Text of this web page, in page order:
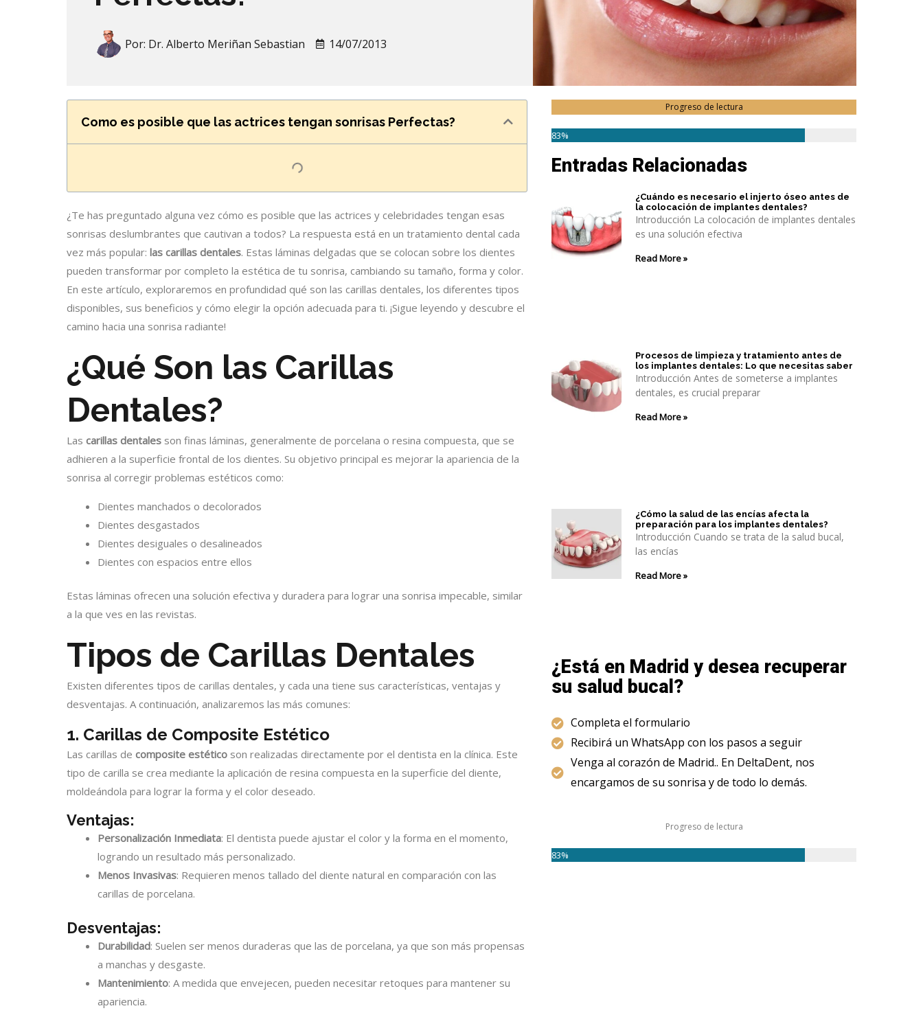
Por: Dr. Alberto Meriñan Sebastian 14/07/2013
Como es posible que las actrices tengan sonrisas Perfectas?
¿Te has preguntado alguna vez cómo es posible que las actrices y celebridades tengan esas
sonrisas deslumbrantes que cautivan a todos? La respuesta está en un tratamiento dental cada
vez más popular: las carillas dentales. Estas láminas delgadas que se colocan sobre los dientes
pueden transformar por completo la estética de tu sonrisa, cambiando su tamaño, forma y color.
En este artículo, exploraremos en profundidad qué son las carillas dentales, los diferentes tipos
disponibles, sus beneficios y cómo elegir la opción adecuada para ti. ¡Sigue leyendo y descubre el
camino hacia una sonrisa radiante!
¿Qué Son las Carillas
Dentales?
Las carillas dentales son finas láminas, generalmente de porcelana o resina compuesta, que se
adhieren a la superficie frontal de los dientes. Su objetivo principal es mejorar la apariencia de la
sonrisa al corregir problemas estéticos como:
Dientes manchados o decolorados
Dientes desgastados
Dientes desiguales o desalineados
Dientes con espacios entre ellos
Estas láminas ofrecen una solución efectiva y duradera para lograr una sonrisa impecable, similar
a la que ves en las revistas.
Tipos de Carillas Dentales
Existen diferentes tipos de carillas dentales, y cada una tiene sus características, ventajas y
desventajas. A continuación, analizaremos las más comunes:
1. Carillas de Composite Estético
Las carillas de composite estético son realizadas directamente por el dentista en la clínica. Este
tipo de carilla se crea mediante la aplicación de resina compuesta en la superficie del diente,
moldeándola para lograr la forma y el color deseado.
Ventajas:
Personalización Inmediata: El dentista puede ajustar el color y la forma en el momento,
logrando un resultado más personalizado.
Menos Invasivas: Requieren menos tallado del diente natural en comparación con las
carillas de porcelana.
Desventajas:
Durabilidad: Suelen ser menos duraderas que las de porcelana, ya que son más propensas
a manchas y desgaste.
Mantenimiento: A medida que envejecen, pueden necesitar retoques para mantener su
apariencia.
Progreso de lectura
83%
Entradas Relacionadas
¿Cuándo es necesario el injerto óseo antes de
la colocación de implantes dentales?
Introducción La colocación de implantes dentales
es una solución efectiva
Read More »
Procesos de limpieza y tratamiento antes de
los implantes dentales: Lo que necesitas saber
Introducción Antes de someterse a implantes
dentales, es crucial preparar
Read More »
¿Cómo la salud de las encías afecta la
preparación para los implantes dentales?
Introducción Cuando se trata de la salud bucal,
las encías
Read More »
¿Está en Madrid y desea recuperar
su salud bucal?
Completa el formulario
Recibirá un WhatsApp con los pasos a seguir
Venga al corazón de Madrid.. En DeltaDent, nos
encargamos de su sonrisa y de todo lo demás.
Progreso de lectura
83%